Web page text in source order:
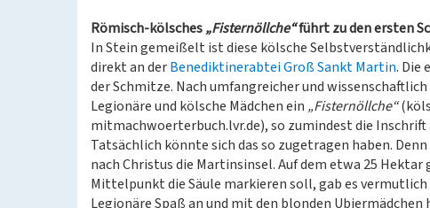
Römisch-kölsches„Fisternöllche“führt zu den ersten
In Stein gemeißelt ist diese kölsche
direkt an derBenediktinerabtei Groß Sankt Martin. Die
der Schmitze. Nach umfangreicher und
Legionäre und kölsche Mädchen ein „Fisternöllche“
mitmachwoerterbuch.lvr.de), so zumindest die Inschrift
Tatsächlich könnte sich das so zugetragen haben.
nach Christus die Martinsinsel. Auf dem etwa 25
Mittelpunkt die Säule markieren soll, gab es vermutlich
Legionäre Spaß an und mit den blonden